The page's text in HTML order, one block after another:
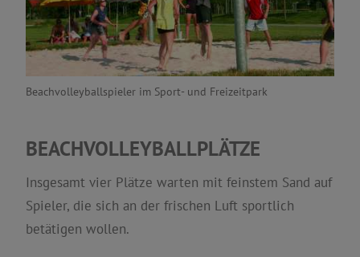
Beachvolleyballspieler im Sport- und Freizeitpark
BEACHVOLLEYBALLPLÄTZE
Insgesamt vier Plätze warten mit feinstem Sand auf
Spieler, die sich an der frischen Luft sportlich
betätigen wollen.